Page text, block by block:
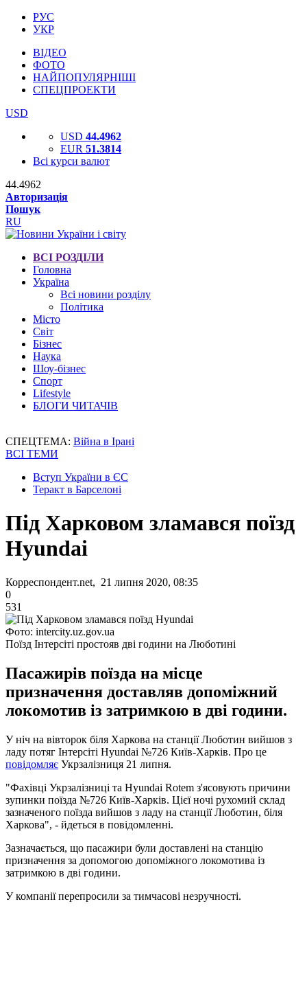
РУС
УКР
ВІДЕО
ФОТО
НАЙПОПУЛЯРНІШІ
СПЕЦПРОЕКТИ
USD
USD 44.4962
EUR 51.3814
Всі курси валют
44.4962
Авторизація
Пошук
RU
ВСІ РОЗДІЛИ
Головна
Україна
Всі новини розділу
Політика
Місто
Світ
Бізнес
Наука
Шоу-бізнес
Спорт
Lifestyle
БЛОГИ ЧИТАЧІВ
СПЕЦТЕМА: Війна в Ірані
ВСІ ТЕМИ
Вступ України в ЄС
Теракт в Барселоні
Під Харковом зламався поїзд
Hyundai
Корреспондент.net, 21 липня 2020, 08:35
0
531
Фото: intercity.uz.gov.ua
Поїзд Інтерсіті простояв дві години на Люботині
Пасажирів поїзда на місце
призначення доставляв допоміжний
локомотив із затримкою в дві години.
У ніч на вівторок біля Харкова на станції Люботин вийшов з
ладу потяг Інтерсіті Hyundai №726 Київ-Харків. Про це
повідомляє Укрзалізниця 21 липня.
"Фахівці Укрзалізниці та Hyundai Rotem з'ясовують причини
зупинки поїзда №726 Київ-Харків. Цієї ночі рухомий склад
зазначеного поїзда вийшов з ладу на станції Люботин, біля
Харкова", - йдеться в повідомленні.
Зазначається, що пасажири були доставлені на станцію
призначення за допомогою допоміжного локомотива із
затримкою в дві години.
У компанії перепросили за тимчасові незручності.